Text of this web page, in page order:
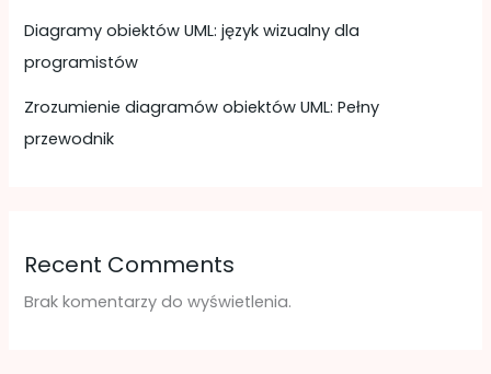
Diagramy obiektów UML: język wizualny dla
programistów
Zrozumienie diagramów obiektów UML: Pełny
przewodnik
Recent Comments
Brak komentarzy do wyświetlenia.